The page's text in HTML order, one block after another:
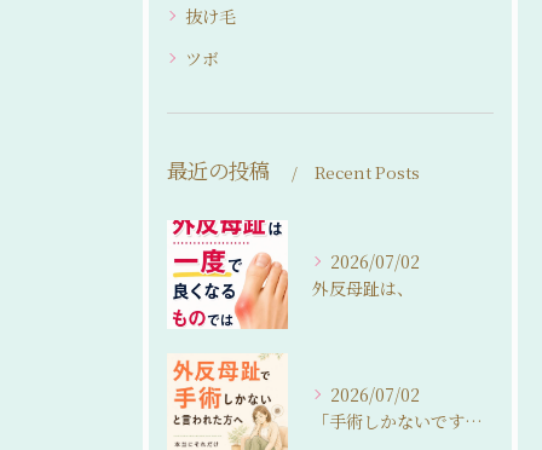
抜け毛
ツボ
最近の投稿 Recent Posts
2026/07/02
外反母趾は、
2026/07/02
「手術しかないですね…」